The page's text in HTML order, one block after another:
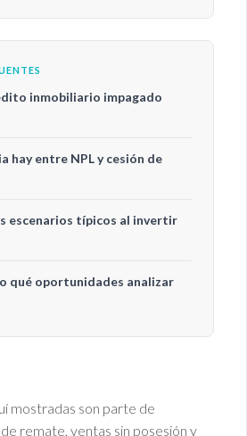
inmobiliario impagado
hay entre NPL y cesión de
escenarios típicos al invertir
qué oportunidades analizar
mostradas son parte de
remate, ventas sin posesión y